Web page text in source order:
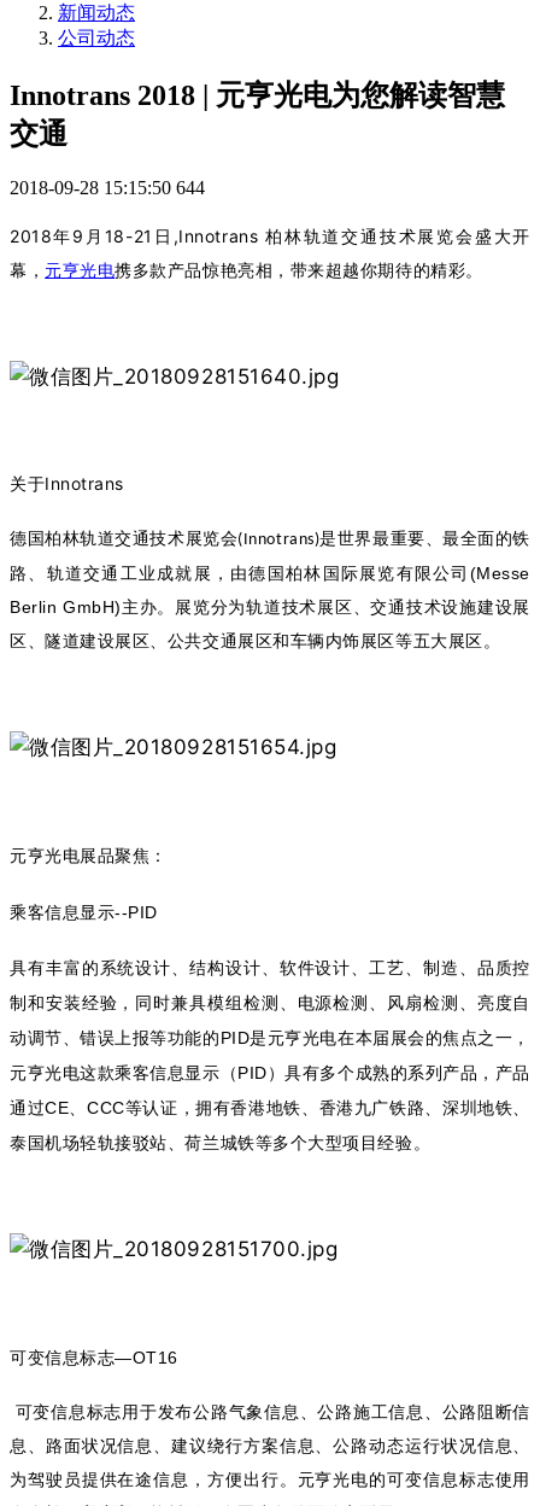
新闻动态
公司动态
Innotrans 2018 | 元亨光电为您解读智慧
交通
2018-09-28 15:15:50 644
2018年 9 月 18-21 日 ,Innotrans 柏林轨道交通 技术展览会盛大开
幕， 元亨光电携多款产品惊艳亮相，带来超越你期待的精彩。
关于Innotrans
德国柏林轨道交通技术展览会(Innotrans)是世界最重要、最全面的铁
路、轨道交通工业成就展，由德国柏林国际展览有限公司 (Messe
Berlin GmbH) 主办。
展览分为轨道技术展区、交通技术设施建设展
区、隧道建设展区、公共交通展区和车辆内饰展区等五大展区。
元亨光电展品聚焦 ：
乘客信息显示--PID
具有丰富的系统设计、结构设计、软件设计、工艺、制造、品质控
制和安装经验，同时兼具模组检测、电源检测、风扇检测、亮度自
动调节、错误上报等功能的PID是元亨光电在本届展会的焦点之一，
元亨光电这款乘客信息显示（PID）具有多个成熟的系列产品，产品
通过CE 、CCC等认证，拥有香港地铁、香港九广铁路、深圳地铁、
泰国机场轻轨接驳站、荷兰城铁等多个大型项目经验。
可变信息标志—OT16
可变信息标志用于发布公路气象信息、公路施工信息、公路阻断信
息、路面状况信息、建议绕行方案信息、公路动态运行状况信息、
为驾驶员提供在途信息，方便出行。元亨光电的可变信息标志使用